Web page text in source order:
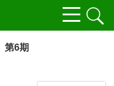
第6期